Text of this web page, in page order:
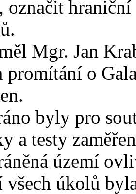
označit
Mgr. Jan
promítání o
byly pro
a testy
území
všech úkolů